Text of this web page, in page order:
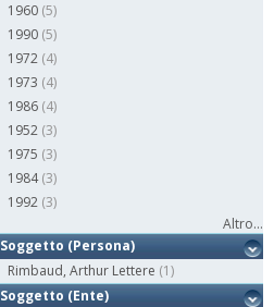
1960 (5)
1990 (5)
1972 (4)
1973 (4)
1986 (4)
1952 (3)
1975 (3)
1984 (3)
1992 (3)
Altro...
Soggetto (Persona)
Rimbaud, Arthur Lettere (1)
Soggetto (Ente)